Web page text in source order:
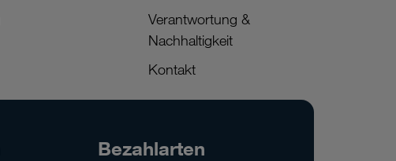
Verantwortung &
Nachhaltigkeit
Kontakt
Bezahlarten